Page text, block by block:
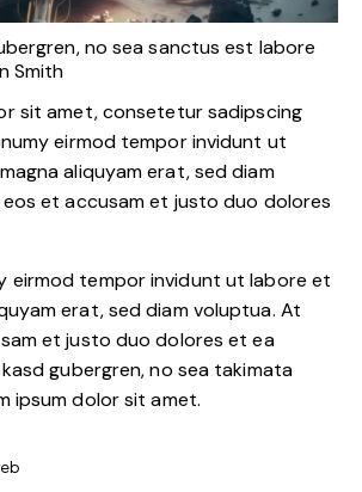
no sea sanctus est labore
Smith
sit amet, consetetur sadipscing
eirmod tempor invidunt ut
aliquyam erat, sed diam
et accusam et justo duo dolores
eirmod tempor invidunt ut labore et
erat, sed diam voluptua. At
et justo duo dolores et ea
gubergren, no sea takimata
ipsum dolor sit amet.